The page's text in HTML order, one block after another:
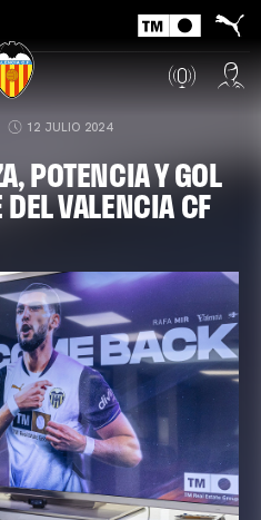
12 JULIO 2024
POTENCIA Y GOL
DEL VALENCIA CF